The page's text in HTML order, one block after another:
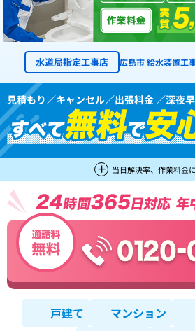
水道局指定工事店 広島市 給水装置工
見積もり／キャンセル／出張料金 ／深夜
当日解決率、作業料金
戸建て マンション